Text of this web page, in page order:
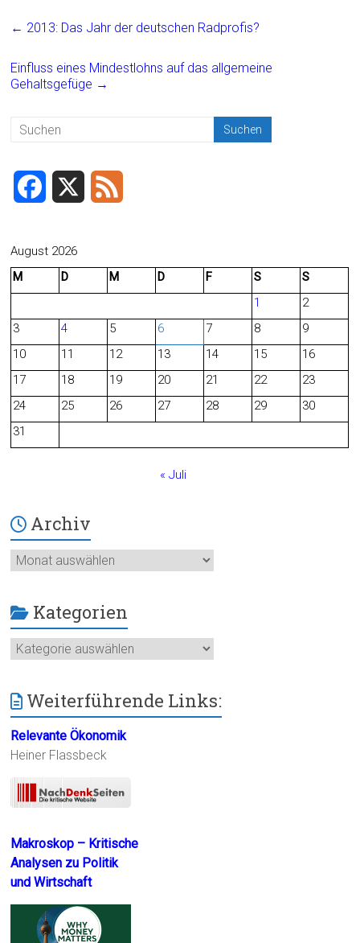
ce
o
ok
ai t
e
← 2013: Das Jahr der deutschen Radprofis?
Einfluss eines Mindestlohns auf das allgemeine
Gehaltsgefüge →
c
b
o
August 2026
M
D M D F S
S
1
2
3
4 5 6 7 8
9
10
11 12 13 14 15
16
17
18 19 20 21 22
23
24
25 26 27 28 29
30
31
« Juli
Archiv
Archiv
Kategorien
Kategorien
Weiterführende Links:
Relevante Ökonomik
Heiner Flassbeck
Makroskop – Kritische
Analysen zu Politik
und Wirtschaft